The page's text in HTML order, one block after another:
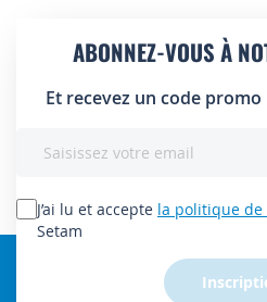
ABONNEZ-VOUS À
Et recevez un code promo
lettre
d’information
J’ai lu et accepte la politique
Setam